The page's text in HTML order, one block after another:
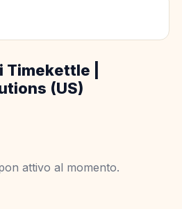
|
(US)
attivo al momento.